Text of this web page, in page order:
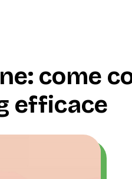
come
efficace